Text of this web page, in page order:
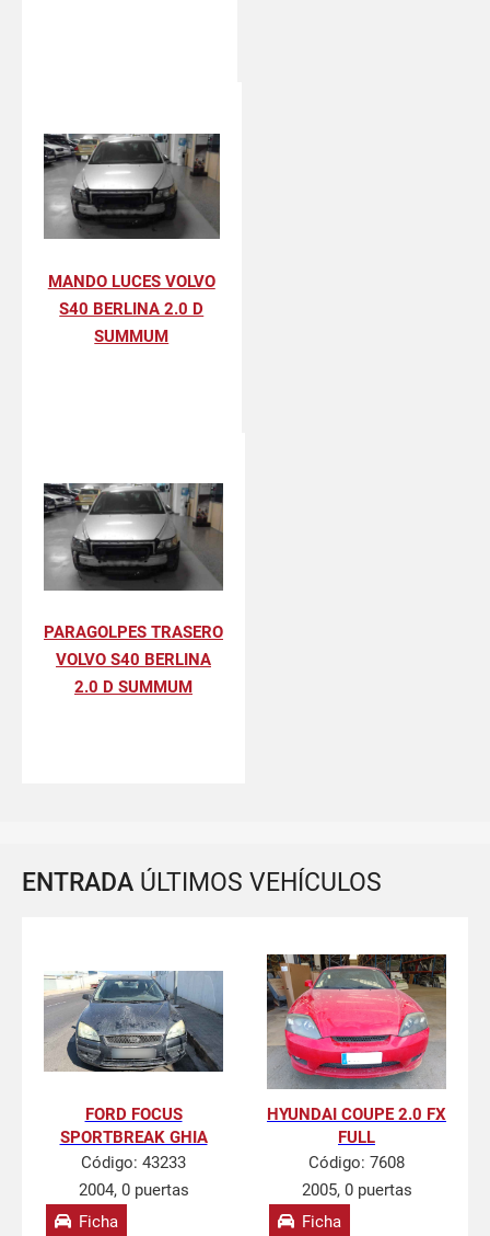
MANDO LUCES VOLVO
S40 BERLINA 2.0 D
SUMMUM
PARAGOLPES TRASERO
VOLVO S40 BERLINA
2.0 D SUMMUM
ENTRADA ÚLTIMOS VEHÍCULOS
FORD FOCUS
SPORTBREAK GHIA
Código: 43233
2004, 0 puertas
Ficha
HYUNDAI COUPE 2.0 FX
FULL
Código: 7608
2005, 0 puertas
Ficha